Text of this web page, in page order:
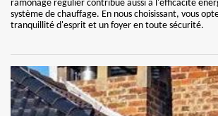
ramonage régulier contribue aussi à l'efficacité
système de chauffage. En nous choisissant, vous
tranquillité d'esprit et un foyer en toute sécurité.